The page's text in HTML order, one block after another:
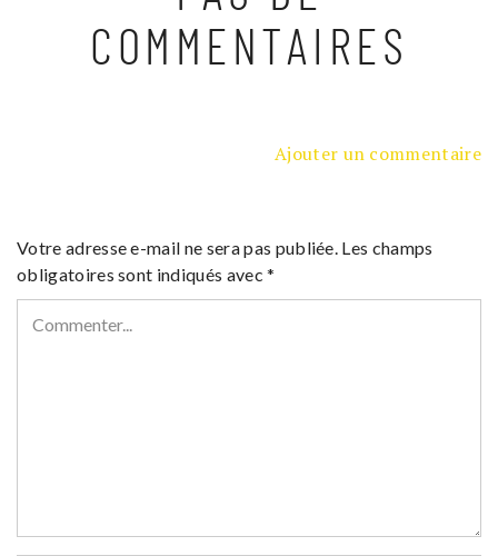
COMMENTAIRES
Ajouter un commentaire
Votre adresse e-mail ne sera pas publiée. Les champs
obligatoires sont indiqués avec*